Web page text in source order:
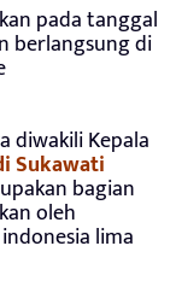
pada tanggal
berlangsung di
diwakili Kepala
Sukawati
bagian
oleh
lima